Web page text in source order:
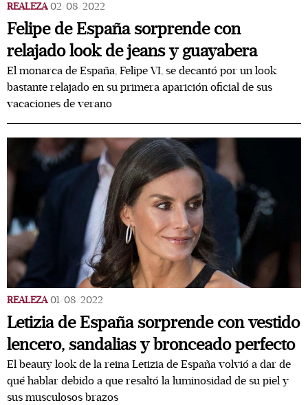
REALEZA 02/08/2022
Felipe de España sorprende con
relajado look de jeans y guayabera
El monarca de España, Felipe VI, se decantó por un look
bastante relajado en su primera aparición oficial de sus
vacaciones de verano
REALEZA 01/08/2022
Letizia de España sorprende con vestido
lencero, sandalias y bronceado perfecto
El beauty look de la reina Letizia de España volvió a dar de
qué hablar debido a que resaltó la luminosidad de su piel y
sus musculosos brazos